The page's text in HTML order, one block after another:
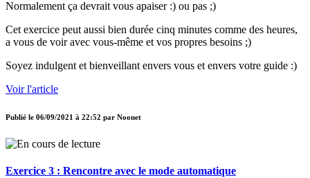
Normalement ça devrait vous apaiser :) ou pas ;)
Cet exercice peut aussi bien durée cinq minutes comme des heures,
a vous de voir avec vous-même et vos propres besoins ;)
Soyez indulgent et bienveillant envers vous et envers votre guide :)
Voir l'article
Publié le 06/09/2021 à 22:52 par Noonet
Exercice 3 : Rencontre avec le mode automatique